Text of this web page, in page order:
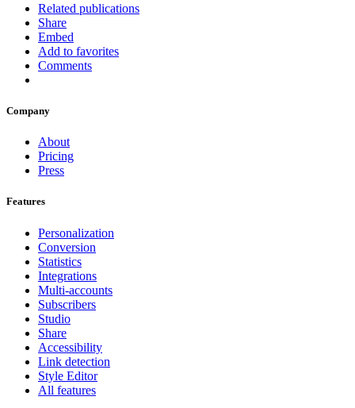
Related publications
Share
Embed
Add to favorites
Comments
Company
About
Pricing
Press
Features
Personalization
Conversion
Statistics
Integrations
Multi-accounts
Subscribers
Studio
Share
Accessibility
Link detection
Style Editor
All features